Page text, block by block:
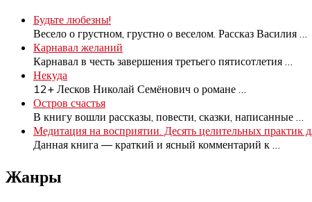
Будьте любезны!
Весело о грустном, грустно о веселом. Рассказ Василия
Карнавал желаний
Карнавал в честь завершения третьего пятисотлетия
Некуда
12+ Лесков Николай Семёнович о романе
Остров счастья
В книгу вошли рассказы, повести, сказки, написанные
Медитация на восприятии. Десять целительных практик
Данная книга — краткий и ясный комментарий к
Жанры